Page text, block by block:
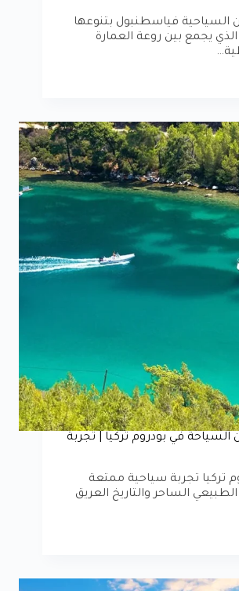
السياحية فياسطنبول بتنوعها
الذي يجمع بين روعة العمارة
السياحة في بودروم تركيا | تجربة
تركيا تجربة سياحية ممتعة
الساحر والتاريخ العريق